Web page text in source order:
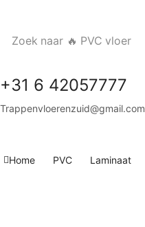
Zoek naar 🔥 PVC vloer
+31 6 42057777
Trappenvloerenzuid@gmail.com
Home PVC Laminaat